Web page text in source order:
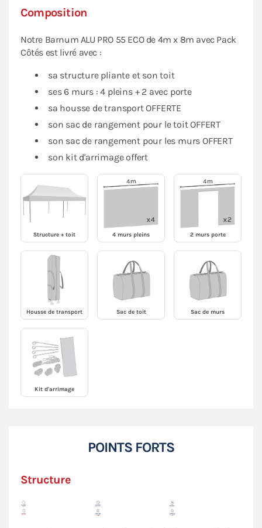
Composition
Notre Barnum ALU PRO 55 ECO de 4m x 8m avec Pack
Côtés est livré avec :
sa structure pliante et son toit
ses 6 murs : 4 pleins + 2 avec porte
sa housse de transport OFFERTE
son sac de rangement pour le toit OFFERT
son sac de rangement pour les murs OFFERT
son kit d'arrimage offert
Structure + toit 4 murs pleins 2 murs porte
Housse de transport Sac de toit Sac de murs
Kit d'arrimage
POINTS FORTS
Structure